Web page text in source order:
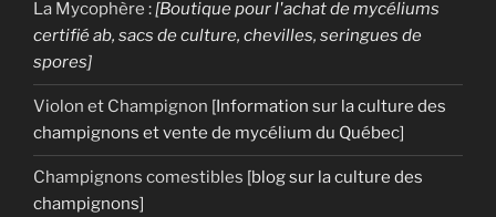
La Mycophère :[Boutique pour l'achat de mycéliums
certifié ab, sacs de culture, chevilles, seringues de
spores]
Violon et Champignon [Information sur la culture des
champignons et vente de mycélium du Québec]
Champignons comestibles [blog sur la culture des
champignons]